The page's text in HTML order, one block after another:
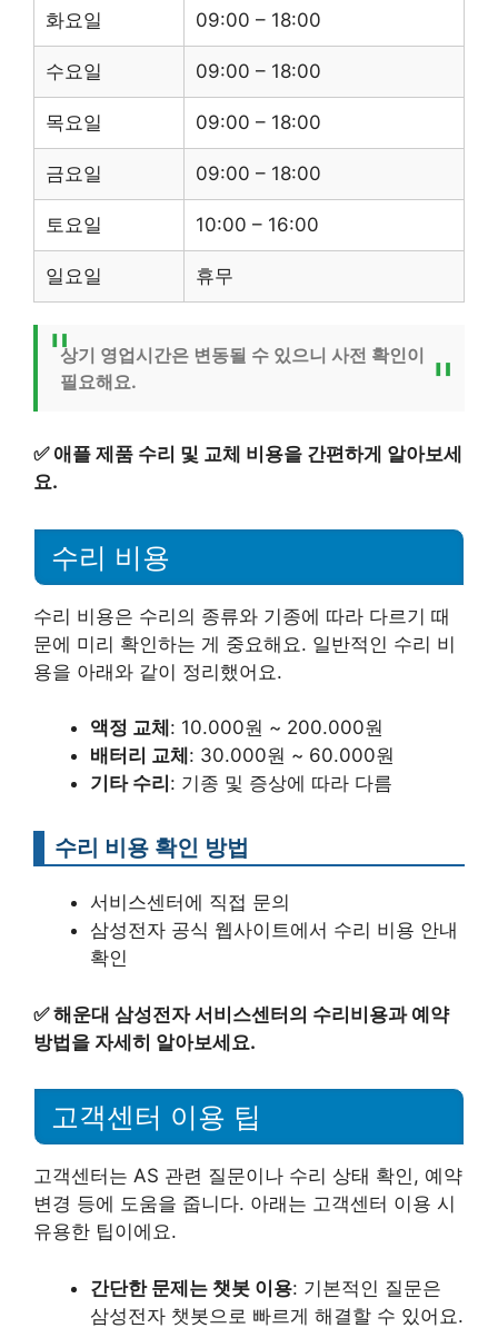
화요일 09:00 – 18:00
수요일 09:00 – 18:00
목요일 09:00 – 18:00
금요일 09:00 – 18:00
토요일 10:00 – 16:00
일요일 휴무
상기 영업시간은 변동될 수 있으니 사전 확인이
필요해요.
✅ 애플 제품 수리 및 교체 비용을 간편하게 알아보세
요.
수리 비용
수리 비용은 수리의 종류와 기종에 따라 다르기 때
문에 미리 확인하는 게 중요해요. 일반적인 수리 비
용을 아래와 같이 정리했어요.
액정 교체 : 10.000원 ~ 200.000원
배터리 교체 : 30.000원 ~ 60.000원
기타 수리 : 기종 및 증상에 따라 다름
수리 비용 확인 방법
서비스센터에 직접 문의
삼성전자 공식 웹사이트에서 수리 비용 안내
확인
✅해운대 삼성전자 서비스센터의 수리비용과 예약
방법을 자세히 알아보세요.
고객센터 이용 팁
고객센터는 AS 관련 질문이나 수리 상태 확인, 예약
변경 등에 도움을 줍니다. 아래는 고객센터 이용 시
유용한 팁이에요.
간단한 문제는 챗봇 이용: 기본적인 질문은
삼성전자 챗봇으로 빠르게 해결할 수 있어요.